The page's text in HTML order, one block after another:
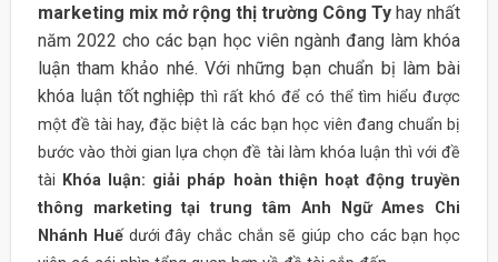
marketing mix mở rộng thị trường Công Tyhay nhất
năm 2022 cho các bạn học viên ngành đang làm khóa
luận tham khảo nhé. Với những bạn chuẩn bị làm bài
khóa luận tốt nghiệp thì rất khó để có thể tìm hiểu được
một đề tài hay, đặc biệt là các bạn học viên đang chuẩn bị
bước vào thời gian lựa chọn đề tài làm khóa luận thì với đề
tài Khóa luận: giải pháp hoàn thiện hoạt động truyền
thông marketing tại trung tâm Anh Ngữ Ames Chi
Nhánh Huế dưới đây chắc chắn sẽ giúp cho các bạn học